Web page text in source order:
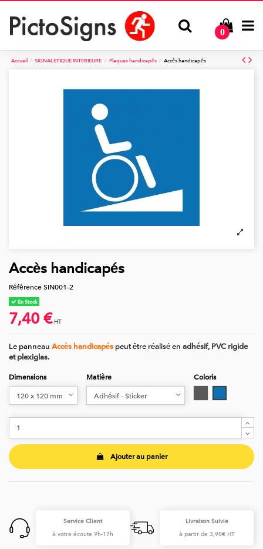
0
Accueil SIGNALETIQUE INTERIEURE Plaques handicapés Accès handicapés
Accès handicapés
Référence SIN001-2
En Stock
7,40 € HT
Le panneau Accès handicapés peut être réalisé en adhésif, PVC rigide
et plexiglas.
Dimensions Matière
Coloris
Ajouter au panier
Service Client
à votre écoute 9h-17h
Livraison Suivie
à partir de 3,90€ HT